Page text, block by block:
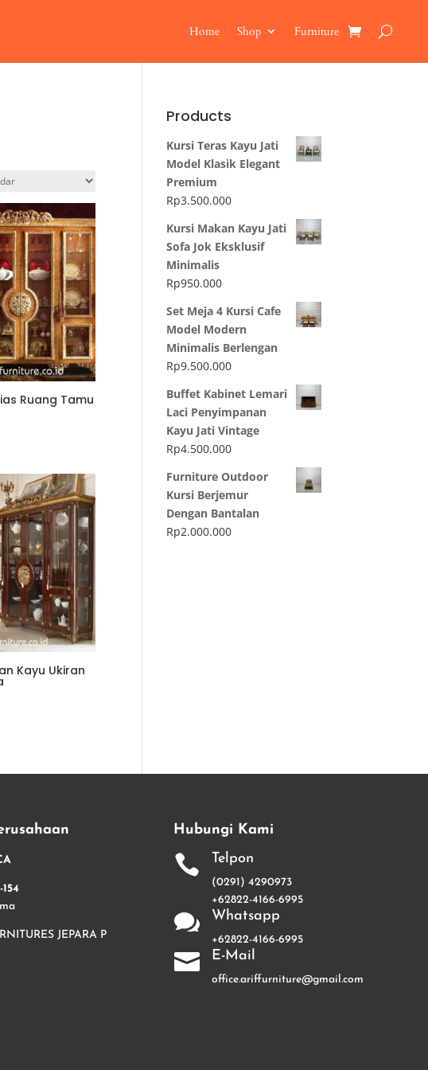
Home Shop Furniture
Ruang Tamu
Kayu Ukiran
Products
Kursi Teras Kayu Jati
Model Klasik Elegant
Premium
Rp3.500.000
Kursi Makan Kayu Jati
Sofa Jok Eksklusif
Minimalis
Rp950.000
Set Meja 4 Kursi Cafe
Model Modern
Minimalis Berlengan
Rp9.500.000
Buffet Kabinet Lemari
Laci Penyimpanan
Kayu Jati Vintage
Rp4.500.000
Furniture Outdoor
Kursi Berjemur
Dengan Bantalan
Rp2.000.000
154
JEPARA P
Hubungi Kami
 Telpon
(0291) 4290973
+62822-4166-6995
 Whatsapp
+62822-4166-6995
 E-Mail
office.ariffurniture@gmail.com